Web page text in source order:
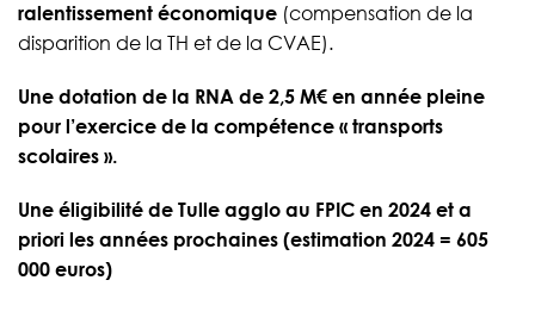
ralentissement économique (compensation de la
disparition de la TH et de la CVAE).
Une dotation de la RNA de 2,5 M€ en année pleine
pour l’exercice de la compétence « transports
scolaires ».
Une éligibilité de Tulle agglo au FPIC en 2024 et a
priori les années prochaines (estimation 2024 = 605
000 euros)